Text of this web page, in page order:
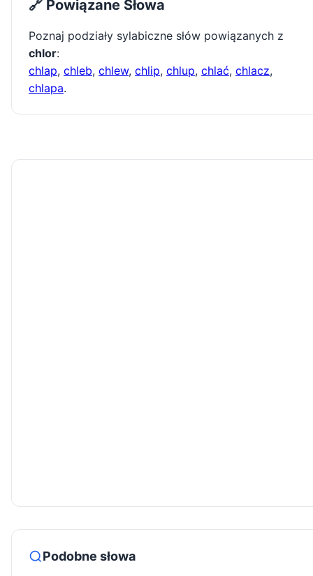
🔗 Powiązane Słowa
Poznaj podziały sylabiczne słów powiązanych z
chlor:
chlap, chleb, chlew, chlip, chlup, chlać, chlacz,
chlapa.
Podobne słowa